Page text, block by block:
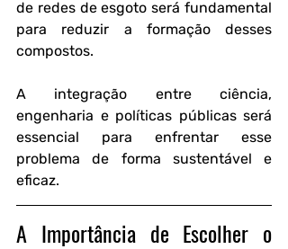
de redes de esgoto será fundamental
para reduzir a formação desses
compostos.
A integração entre ciência,
engenharia e políticas públicas será
essencial para enfrentar esse
problema de forma sustentável e
eficaz.
A Importância de Escolher o